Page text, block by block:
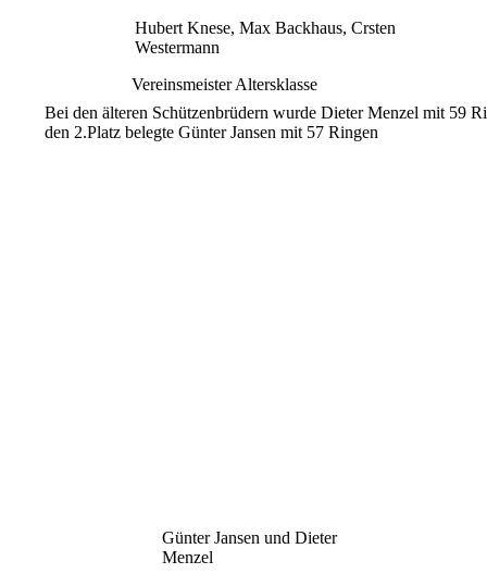
Bei den älteren Schützenbrüdern wurde Dieter Menzel mit 59
den 2.Platz belegte Günter Jansen mit 57 Ringen
Günter Jansen und Dieter
Menzel
Hubert Knese, Max Backhaus, Crsten
Westermann
Vereinsmeister Altersklasse